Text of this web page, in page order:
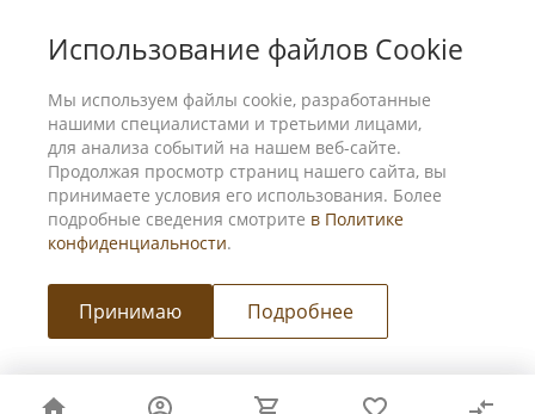
Использование файлов Cookie
Мы используем файлы cookie, разработанные
нашими специалистами и третьими лицами,
для анализа событий на нашем веб-сайте.
Продолжая просмотр страниц нашего сайта, вы
принимаете условия его использования. Более
подробные сведения смотрите в Политике
конфиденциальности.
Принимаю Подробнее
Услуги
Мы в соц. сетях